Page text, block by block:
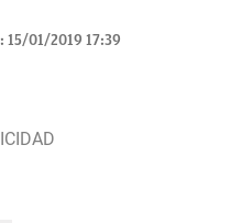
15/01/2019 17:39